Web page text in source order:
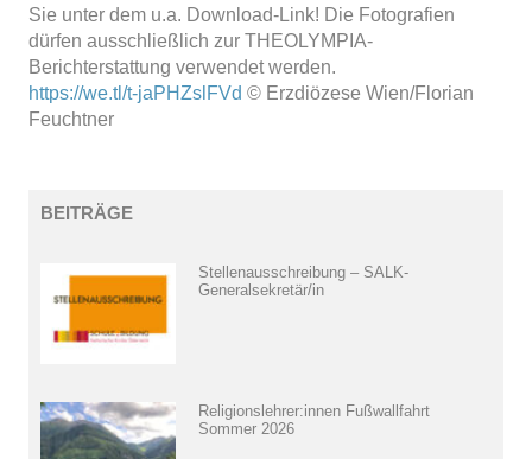
Sie unter dem u.a. Download-Link! Die Fotografien
dürfen ausschließlich zur THEOLYMPIA-
Berichterstattung verwendet werden.
https://we.tl/t-jaPHZslFVd © Erzdiözese Wien/Florian
Feuchtner
BEITRÄGE
Stellenausschreibung – SALK-
Generalsekretär/in
Religionslehrer:innen Fußwallfahrt
Sommer 2026